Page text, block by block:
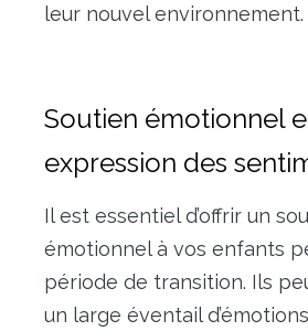
leur nouvel environnement.
Soutien émotionnel
expression des
Il est essentiel d’offrir un
émotionnel à vos enfants
période de transition. Ils
un large éventail